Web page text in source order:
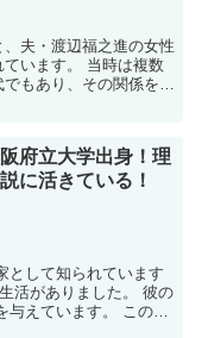
夫・渡辺福之進の女性
います。 当時は複数
もあり、その関係を清
府立大学出身！理
に活きている！
として知られています
活がありました。 ​彼の
えています。​ この記